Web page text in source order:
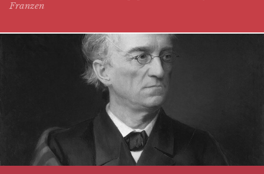
Franzen